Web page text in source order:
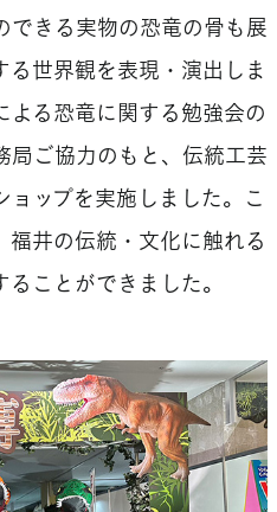
できる実物の恐竜の骨も展
る世界観を表現・演出しま
よる恐竜に関する勉強会の
局ご協力のもと、伝統工芸
ョップを実施しました。こ
福井の伝統・文化に触れる
ことができました。